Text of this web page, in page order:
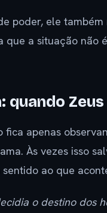
poder, ele
que a situação não
quando
fica apenas
Às vezes isso
ao que
o destino dos